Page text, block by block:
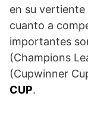
en su vertiente
cuanto a
importantes
(Champions
(Cupwinner
CUP.